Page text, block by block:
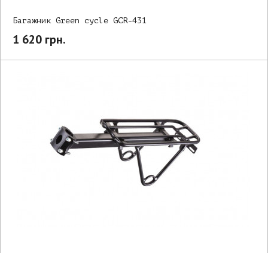
Багажник Green cycle GCR-431
1 620 грн.